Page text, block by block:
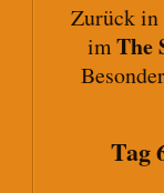
Zurück in
imThe
Tag